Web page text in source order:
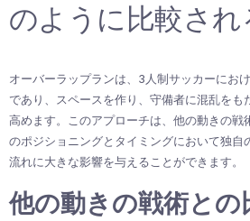
のように比較され
オーバーラップランは、3人制サッカーにお
であり、スペースを作り、守備者に混乱をも
高めます。このアプローチは、他の動きの戦
のポジショニングとタイミングにおいて独自
流れに大きな影響を与えることができます。
他の動きの戦術との